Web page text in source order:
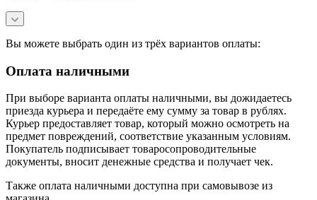
Вы можете выбрать один из трёх вариантов оплаты:
Оплата наличными
При выборе варианта оплаты наличными, вы дожидаетесь
приезда курьера и передаёте ему сумму за товар в рублях.
Курьер предоставляет товар, который можно осмотреть на
предмет повреждений, соответствие указанным условиям.
Покупатель подписывает товаросопроводительные
документы, вносит денежные средства и получает чек.
Также оплата наличными доступна при самовывозе из